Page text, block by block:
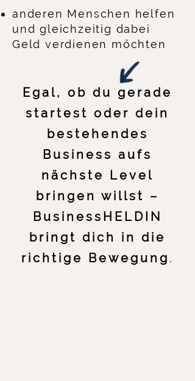
anderen Menschen helfen
und gleichzeitig dabei
Geld verdienen möchten
Egal, ob du gerade
startest oder dein
bestehendes
Business aufs
nächste Level
bringen willst –
BusinessHELDIN
bringt dich in die
richtige Bewegung .